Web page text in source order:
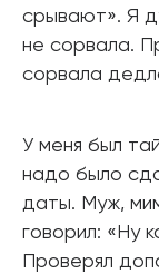
срывают». Я
не сорвала.
сорвала
У меня был
надо было
даты. Муж,
говорил: «Ну
Проверял